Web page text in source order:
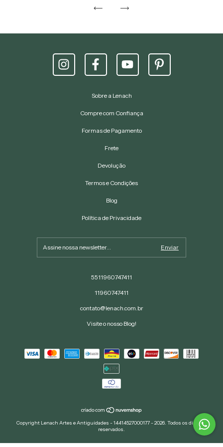
Sobre a Lenach
Compre com Confiança
Formas de Pagamento
Frete
Devolução
Termos e Condições
Blog
Política de Privacidade
5511960747411
11960747411
contato@lenach.com.br
Visite o nosso Blog!
Copyright Lenach Artes e Antiguidades - 14414527000177 - 2026. Todos os direitos
reservados.